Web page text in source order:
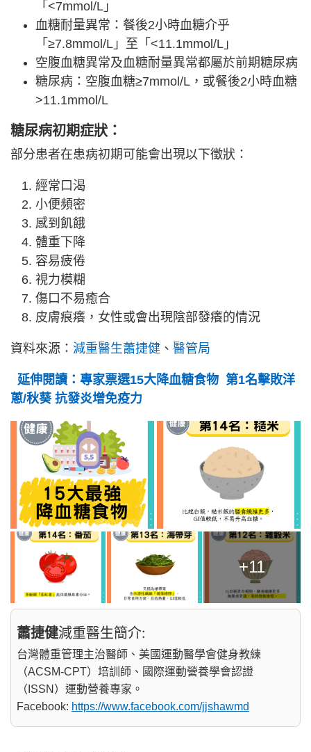
「<7mmol/L」
血糖耐量異常：餐後2小時血糖介乎
「≥7.8mmol/L」至「<11.1mmol/L」
空腹血糖異常及血糖耐量異常都屬於前期糖尿病
糖尿病：空腹血糖≥7mmol/L，或餐後2小時血糖
>11.1mmol/L
糖尿病初期症狀：
部分患者在患病初期可能會出現以下徵狀：
經常口渴
小便頻密
感到飢餓
體重下降
容易疲倦
視力模糊
傷口不易癒合
皮膚痕癢，女性或會出現陰部發癢的情況
資料來源： 減重醫生蕭捷健 、 醫管局
延伸閱讀：專家票選15大降血糖食物 第1名擊敗洋
蔥/秋葵 抗發炎增免疫力
+11
蕭捷健減重醫生簡介:
台灣體重管理主治醫師、美國運動醫學會健身教練
（ACSM-CPT）培訓師、國際運動營養學會認證
（ISSN）運動營養專家。
Facebook: https://www.facebook.com/jjshawmd